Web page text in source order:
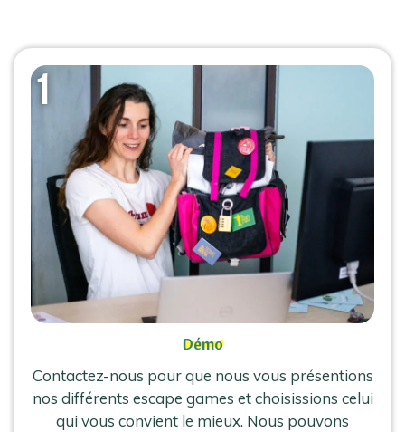
Démo
Contactez-nous pour que nous vous présentions
nos différents escape games et choisissions celui
qui vous convient le mieux. Nous pouvons